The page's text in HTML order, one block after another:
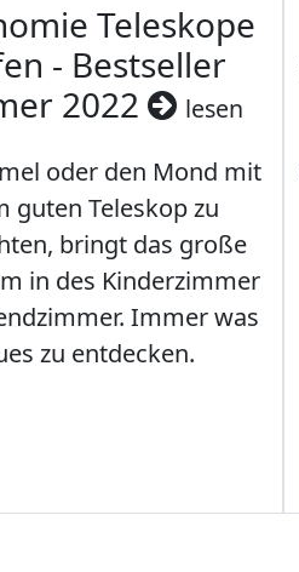
Teleskope
- Bestseller
2022
lesen
oder den Mond mit
guten Teleskop zu
bringt das große
in des Kinderzimmer
Immer was
zu entdecken.